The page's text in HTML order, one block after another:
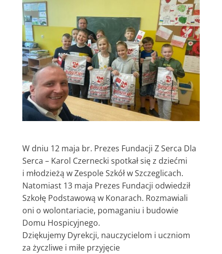
W dniu 12 maja br. Prezes Fundacji Z Serca Dla
Serca – Karol Czernecki spotkał się z dziećmi
i młodzieżą w Zespole Szkół w Szczeglicach.
Natomiast 13 maja Prezes Fundacji odwiedził
Szkołę Podstawową w Konarach. Rozmawiali
oni o wolontariacie, pomaganiu i budowie
Domu Hospicyjnego.
Dziękujemy Dyrekcji, nauczycielom i uczniom
za życzliwe i miłe przyjęcie